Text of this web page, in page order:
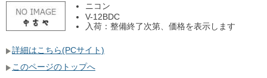
ニコン
V-12BDC
入荷：整備終了次第、価格を表示します
詳細はこちら(PCサイト)
このページのトップへ